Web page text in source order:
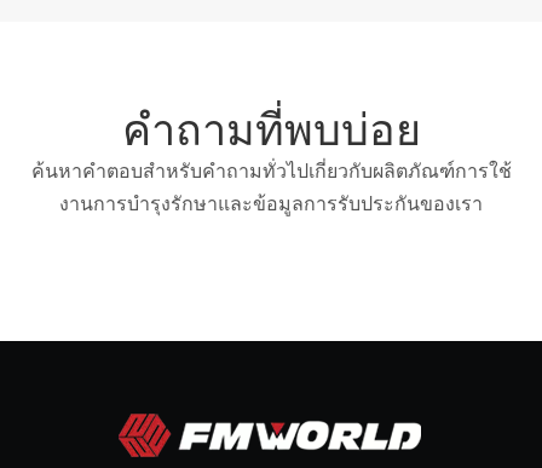
คำถามที่พบบ่อย
ค้นหาคำตอบสำหรับคำถามทั่วไปเกี่ยวกับผลิตภัณฑ์การใช้
งานการบำรุงรักษาและข้อมูลการรับประกันของเรา